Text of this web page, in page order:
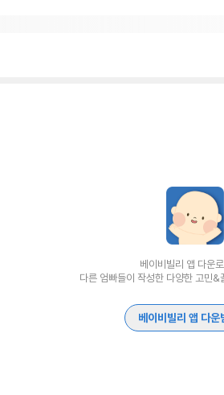
베이비빌리 앱 다운
다른 엄빠들이 작성한 다양한 고민&
베이비빌리 앱 다운